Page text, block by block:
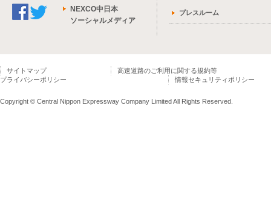
NEXCO中日本
ソーシャルメディア
プレスルーム
サイトマップ
高速道路のご利用に関する規約等
プライバシーポリシー
情報セキュリティポリシー
Copyright © Central Nippon Expressway Company Limited All Rights Reserved.